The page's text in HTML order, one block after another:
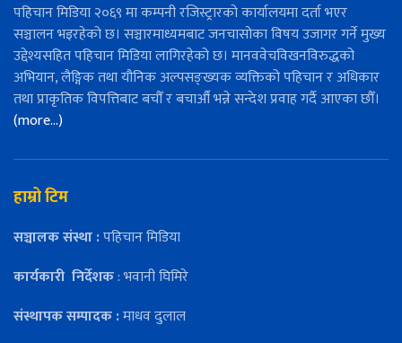
पहिचान मिडिया २०६९ मा कम्पनी रजिस्ट्रारको कार्यालयमा दर्ता भएर
सञ्चालन भइरहेको छ। सञ्चारमाध्यमबाट जनचासोका विषय उजागर गर्ने मुख्य
उद्देश्यसहित पहिचान मिडिया लागिरहेको छ। मानववेचविखनविरुद्धको
अभियान, लैङ्गिक तथा यौनिक अल्पसङ्ख्यक व्यक्तिको पहिचान र अधिकार
तथा प्राकृतिक विपत्तिबाट बचौँ र बचाऔँ भन्ने सन्देश प्रवाह गर्दै आएका छौँ।
(more…)
हाम्रो टिम
सञ्चालक संस्था :पहिचान मिडिया
कार्यकारी निर्देशक: भवानी घिमिरे
संस्थापक सम्पादक :माधव दुलाल